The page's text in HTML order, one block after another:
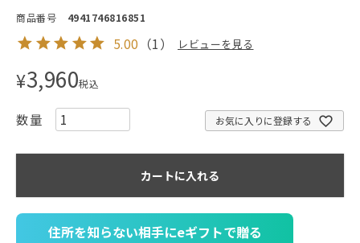
商品番号 4941746816851
5.00 （1） レビューを見る
¥3,960税込
お気に入りに登録する
カートに入れる
住所を知らない相手にeギフトで贈る